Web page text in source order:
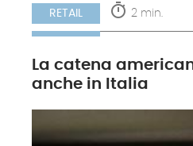
RETAIL timer 2 min.
La catena
anche in Italia